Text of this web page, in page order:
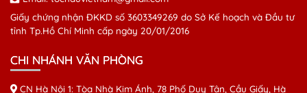
Giấy chứng nhận ĐKKD số 3603349269 do Sở Kế hoạch và Đầu tư
tỉnh Tp.Hồ Chí Minh cấp ngày 20/01/2016
CHI NHÁNH VĂN PHÒNG
CN Hà Nội 1: Tòa Nhà Kim Ánh, 78 Phố Duy Tân, Cầu Giấy, Hà